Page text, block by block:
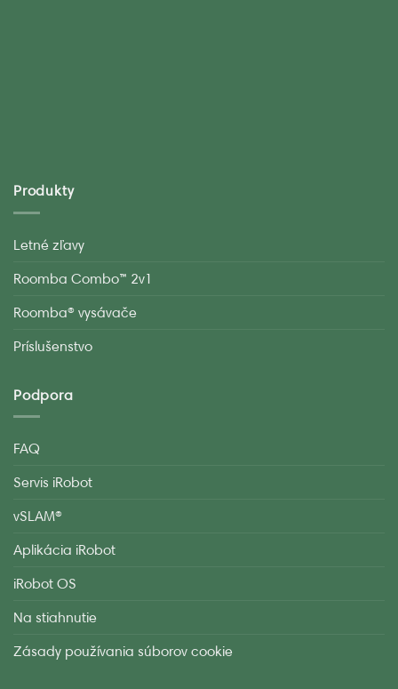
Produkty
Letné zľavy
Roomba Combo™ 2v1
Roomba® vysávače
Príslušenstvo
Podpora
FAQ
Servis iRobot
vSLAM®
Aplikácia iRobot
iRobot OS
Na stiahnutie
Zásady používania súborov cookie